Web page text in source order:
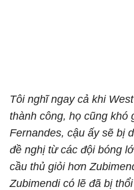
Tôi nghĩ ngay cả khi
thành công, họ cũng khó
Fernandes, cậu ấy sẽ bị
đề nghị từ các đội bóng
cầu thủ giỏi hơn
Zubimendi có lẽ đã bị